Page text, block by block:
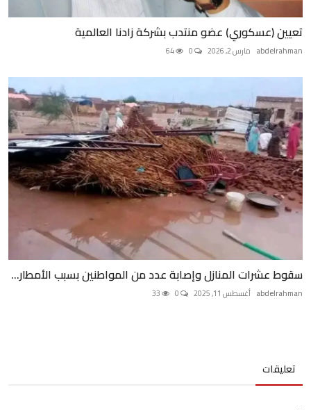
تعيين (عسكوري) عضو منتدب بشركة زادنا العالمية
abdelrahman مارس 2, 2026
سقوط عشرات المنازل وإصابة عدد من المواطنين بسبب الأمطار...
abdelrahman أغسطس 11, 2025
تعليقات